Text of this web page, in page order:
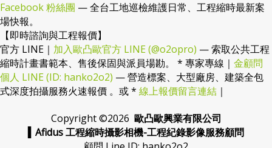
縮時紀錄與 Afidus 實戰影片。動態專頁｜歐凸歐官方
Facebook 粉絲團
場快報。
【即時諮詢與工程報價】
官方 LINE｜加入歐凸歐官方 LINE (@o2opro)— 索取公共工程
縮時計畫書範本、售後保固與派員場勘。 * 專家專線｜金顧問
個人 LINE (ID: hanko2o2) — 營造標案、大型廠房、建築全包
Copyright ©2026歐凸歐興業有限公司